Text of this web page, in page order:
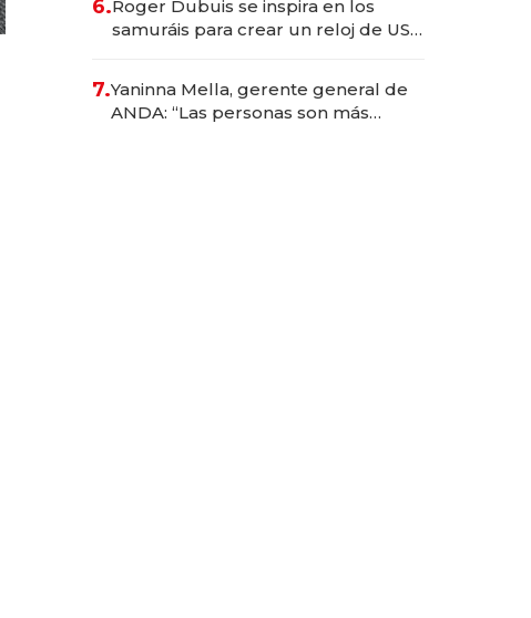
6.Roger Dubuis se inspira en los
samuráis para crear un reloj de US$
7.Yaninna Mella, gerente general de
ANDA: “Las personas son más